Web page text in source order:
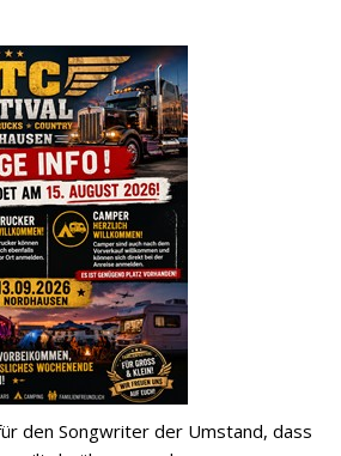
den Songwriter der Umstand, dass